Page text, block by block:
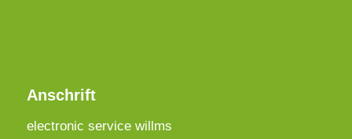
Anschrift
electronic service willms